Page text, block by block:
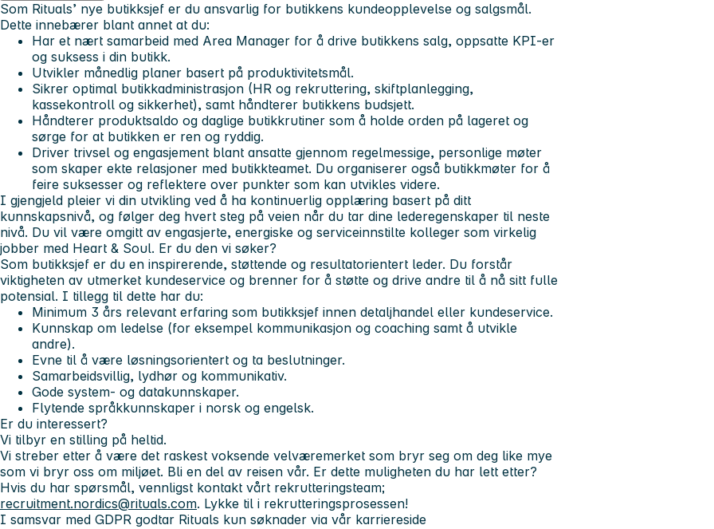
Som Rituals’ nye butikksjef er du ansvarlig for butikkens kundeopplevelse og salgsmål.
Dette innebærer blant annet at du:
Har et nært samarbeid med Area Manager for å drive butikkens salg, oppsatte KPI-er
og suksess i din butikk.
Utvikler månedlig planer basert på produktivitetsmål.
Sikrer optimal butikkadministrasjon (HR og rekruttering, skiftplanlegging,
kassekontroll og sikkerhet), samt håndterer butikkens budsjett.
Håndterer produktsaldo og daglige butikkrutiner som å holde orden på lageret og
sørge for at butikken er ren og ryddig.
Driver trivsel og engasjement blant ansatte gjennom regelmessige, personlige møter
som skaper ekte relasjoner med butikkteamet. Du organiserer også butikkmøter for å
feire suksesser og reflektere over punkter som kan utvikles videre.
I gjengjeld pleier vi din utvikling ved å ha kontinuerlig opplæring basert på ditt
kunnskapsnivå, og følger deg hvert steg på veien når du tar dine lederegenskaper til neste
nivå. Du vil være omgitt av engasjerte, energiske og serviceinnstilte kolleger som virkelig
jobber med Heart & Soul. Er du den vi søker?
Som butikksjef er du en inspirerende, støttende og resultatorientert leder. Du forstår
viktigheten av utmerket kundeservice og brenner for å støtte og drive andre til å nå sitt fulle
potensial. I tillegg til dette har du:
Minimum 3 års relevant erfaring som butikksjef innen detaljhandel eller kundeservice.
Kunnskap om ledelse (for eksempel kommunikasjon og coaching samt å utvikle
andre).
Evne til å være løsningsorientert og ta beslutninger.
Samarbeidsvillig, lydhør og kommunikativ.
Gode system- og datakunnskaper.
Flytende språkkunnskaper i norsk og engelsk.
Er du interessert?
Vi tilbyr en stilling på heltid.
Vi streber etter å være det raskest voksende velværemerket som bryr seg om deg like mye
som vi bryr oss om miljøet. Bli en del av reisen vår. Er dette muligheten du har lett etter?
Hvis du har spørsmål, vennligst kontakt vårt rekrutteringsteam;
recruitment.nordics@rituals.com. Lykke til i rekrutteringsprosessen!
I samsvar med GDPR godtar Rituals kun søknader via vår karriereside